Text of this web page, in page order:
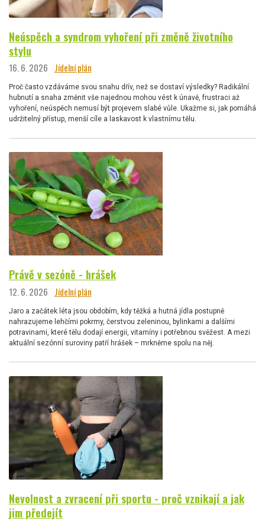
Neúspěch a syndrom vyhoření při změně životního
stylu
16. 6. 2026 Jídelní plán
Proč často vzdáváme svou snahu dřív, než se dostaví výsledky? Radikální
hubnutí a snaha změnit vše najednou mohou vést k únavě, frustraci až
vyhoření, neúspěch nemusí být projevem slabé vůle. Ukažme si, jak pomáhá
udržitelný přístup, menší cíle a laskavost k vlastnímu tělu.
Právě v sezóně - hrášek
12. 6. 2026 Jídelní plán
Jaro a začátek léta jsou obdobím, kdy těžká a hutná jídla postupně
nahrazujeme lehčími pokrmy, čerstvou zeleninou, bylinkami a dalšími
potravinami, které tělu dodají energii, vitamíny i potřebnou svěžest. A mezi
aktuální sezónní suroviny patří hrášek – mrkněme spolu na něj.
Nevolnost a zvracení při sportu - proč vznikají a jak
jim předejít